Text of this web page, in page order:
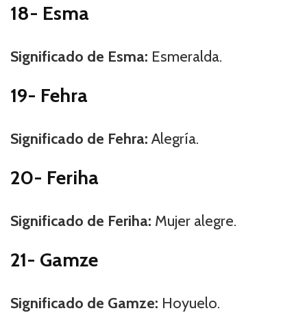
18- Esma
Significado de Esma: Esmeralda.
19- Fehra
Significado de Fehra:Alegría.
20- Feriha
Significado de Feriha: Mujer alegre.
21- Gamze
Significado de Gamze: Hoyuelo.